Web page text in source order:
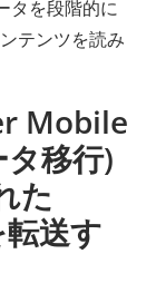
タを段階的に
テンツを読み
Mobile
移行)
た
送す